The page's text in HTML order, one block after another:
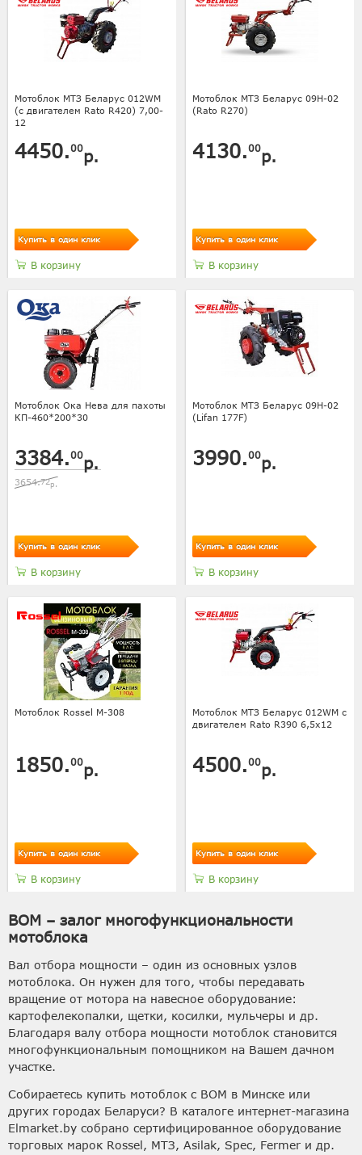
Мотоблок МТЗ Беларус 012WM
(с двигателем Rato R420) 7,00-
12
4450.00р.
Купить в один клик
В корзину
Мотоблок МТЗ Беларус 09Н-02
(Rato R270)
4130.00р.
Купить в один клик
В корзину
Мотоблок Ока Нева для пахоты
КП-460*200*30
3384.00р.
3654.72р.
Купить в один клик
В корзину
Мотоблок МТЗ Беларус 09Н-02
(Lifan 177F)
3990.00р.
Купить в один клик
В корзину
Мотоблок Rossel M-308
1850.00р.
Купить в один клик
В корзину
Мотоблок МТЗ Беларус 012WM с
двигателем Rato R390 6,5х12
4500.00р.
Купить в один клик
В корзину
ВОМ – залог многофункциональности
мотоблока
Вал отбора мощности – один из основных узлов
мотоблока. Он нужен для того, чтобы передавать
вращение от мотора на навесное оборудование:
картофелекопалки, щетки, косилки, мульчеры и др.
Благодаря валу отбора мощности мотоблок становится
многофункциональным помощником на Вашем дачном
участке.
Собираетесь купить мотоблок с ВОМ в Минске или
других городах Беларуси? В каталоге интернет-магазина
Elmarket.by собрано сертифицированное оборудование
торговых марок Rossel, МТЗ, Asilak, Spec, Fermer и др.